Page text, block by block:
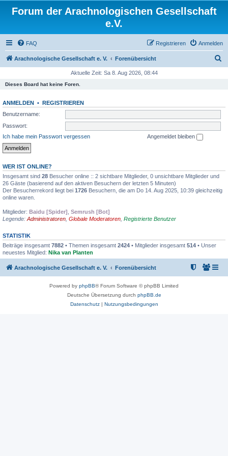
Forum der Arachnologischen Gesellschaft
e.V.
FAQ Anmelden
Registrieren
Arachnologische Gesellschaft e. V. Forenübersicht
e
Aktuelle Zeit: Sa 8. Aug 2026, 08:44
Dieses Board hat keine Foren.
ANMELDEN • REGISTRIEREN
Benutzername:
Passwort:
Ich habe mein Passwort vergessen
Angemeldet bleiben
WER IST ONLINE?
Insgesamt sind 28 Besucher online :: 2 sichtbare Mitglieder, 0 unsichtbare Mitglieder und
26 Gäste (basierend auf den aktiven Besuchern der letzten 5 Minuten)
Der Besucherrekord liegt bei 1726 Besuchern, die am Do 14. Aug 2025, 10:39 gleichzeitig
online waren.
Mitglieder: Baidu [Spider] Semrush [Bot]
Legende: Administratoren Globale Moderatoren Registrierte Benutzer
STATISTIK
Beiträge insgesamt 7882 • Themen insgesamt 2424 • Mitglieder insgesamt 514 • Unser
neuestes Mitglied: Nika van Planten
Arachnologische Gesellschaft e. V. Forenübersicht
Powered by phpBB® Forum Software © phpBB Limited
Deutsche Übersetzung durch phpBB.de
Datenschutz| Nutzungsbedingungen